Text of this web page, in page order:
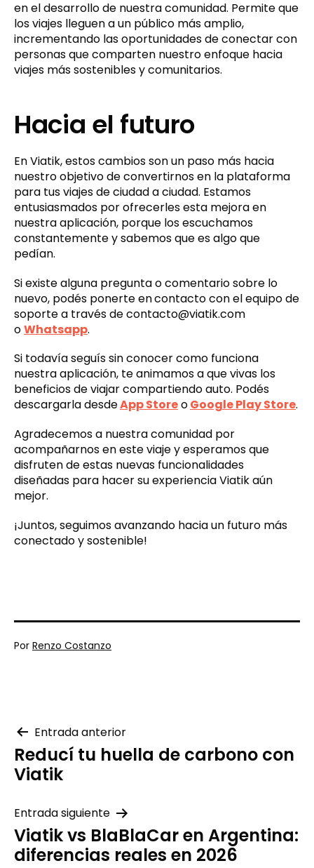
en el desarrollo de nuestra comunidad. Permite que
los viajes lleguen a un público más amplio,
incrementando las oportunidades de conectar con
personas que comparten nuestro enfoque hacia
viajes más sostenibles y comunitarios.
Hacia el futuro
En Viatik, estos cambios son un paso más hacia
nuestro objetivo de convertirnos en la plataforma
para tus viajes de ciudad a ciudad. Estamos
entusiasmados por ofrecerles esta mejora en
nuestra aplicación, porque los escuchamos
constantemente y sabemos que es algo que
pedían.
Si existe alguna pregunta o comentario sobre lo
nuevo, podés ponerte encontacto con el equipo de
soporte a través de contacto@viatik.com
oWhatsapp.
Si todavía seguís sin conocer como funciona
nuestra aplicación, te animamos a que vivas los
beneficios de viajar compartiendo auto. Podés
descargarla desdeApp StoreoGoogle Play Store.
Agradecemos a nuestra comunidad por
acompañarnos en este viaje y esperamos que
disfruten de estas nuevas funcionalidades
diseñadas para hacer su experiencia Viatik aún
mejor.
¡Juntos, seguimos avanzando hacia un futuro más
conectado y sostenible!
Publicada
Por Renzo Costanzo
aplicación
Novedades
Navegación
de
entradas
Entrada anterior
Reducí tu huella de carbono con
Viatik
Entrada siguiente
Viatik vs BlaBlaCar en Argentina:
diferencias reales en 2026